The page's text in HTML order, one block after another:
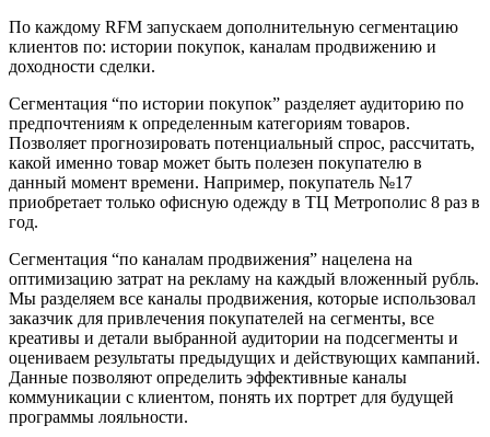
По каждому RFM запускаем дополнительную сегментацию
клиентов по: истории покупок, каналам продвижению и
доходности сделки.
Сегментация “по истории покупок” разделяет аудиторию по
предпочтениям к определенным категориям товаров.
Позволяет прогнозировать потенциальный спрос, рассчитать,
какой именно товар может быть полезен покупателю в
данный момент времени. Например, покупатель №17
приобретает только офисную одежду в ТЦ Метрополис 8 раз в
год.
Сегментация “по каналам продвижения” нацелена на
оптимизацию затрат на рекламу на каждый вложенный рубль.
Мы разделяем все каналы продвижения, которые использовал
заказчик для привлечения покупателей на сегменты, все
креативы и детали выбранной аудитории на подсегменты и
оцениваем результаты предыдущих и действующих кампаний.
Данные позволяют определить эффективные каналы
коммуникации с клиентом, понять их портрет для будущей
программы лояльности.